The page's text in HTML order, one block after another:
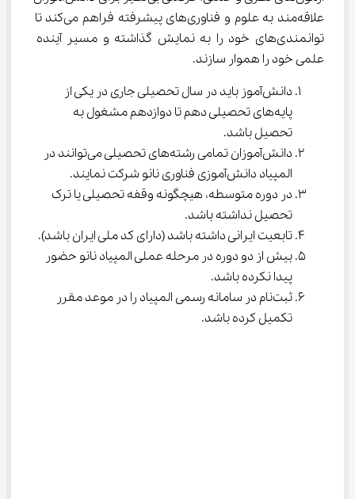
علاقه‌مند به علوم و فناوری‌های پیشرفته فراهم می‌کند تا
توانمندی‌های خود را به نمایش گذاشته و مسیر آینده
علمی خود را هموار سازند.
دانش‌آموز باید در سال تحصیلی جاری در یکی از
پایه‌های تحصیلی دهم تا دوازدهم مشغول به
تحصیل باشد.
دانش‌آموزان تمامی رشته‌های تحصیلی می‌توانند در
المپیاد دانش‌آموزی فناوری نانو شرکت نمایند.
در دوره متوسطه، هیچگونه وقفه تحصیلی یا ترک
تحصیل نداشته باشد.
تابعیت ایرانی داشته باشد (دارای کد ملی ایران باشد).
بیش از دو دوره در مرحله عملی المپیاد نانو حضور
پیدا نکرده باشد.
ثبت‌نام در سامانه رسمی المپیاد را در موعد مقرر
تکمیل کرده باشد.